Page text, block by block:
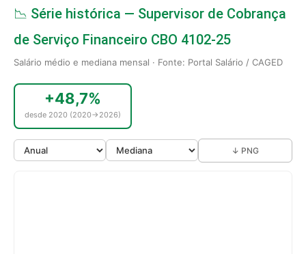
📉 Série histórica — Supervisor de Cobrança
de Serviço Financeiro CBO 4102-25
Salário médio e mediana mensal · Fonte: Portal Salário / CAGED
+48,7%
desde 2020 (2020→2026)
↓ PNG